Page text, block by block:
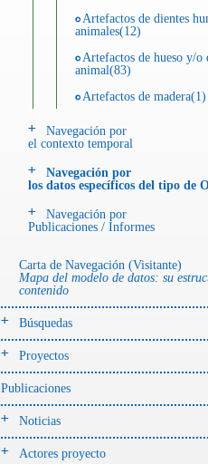
Artefactos de dientes
animales(12)
Artefactos de hueso y/o
animal(83)
Artefactos de madera(1)
Artefactos de metal(28)
Artefactos de piedra(55)
Artefactos de resina(11)
Ecofactos de piedra(5)
(individuos)(42)
estratigráficas(113)
ofrenda huesos
- UE# y tipo de UE
donde se halló el objeto
-> Hallado en UE del tipo:
Navegación por
el contexto temporal
Navegación por
los datos específicos del tipo de
Navegación por
Publicaciones / Informes
Carta de Navegación (Visitante)
Mapa del modelo de datos: su
contenido
Búsquedas
Proyectos
Publicaciones
Noticias
Actores proyecto